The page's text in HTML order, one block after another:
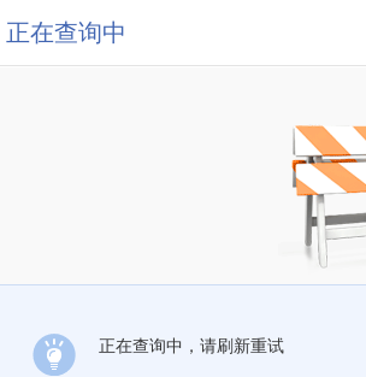
正在查询中
正在查询中，请刷新重试